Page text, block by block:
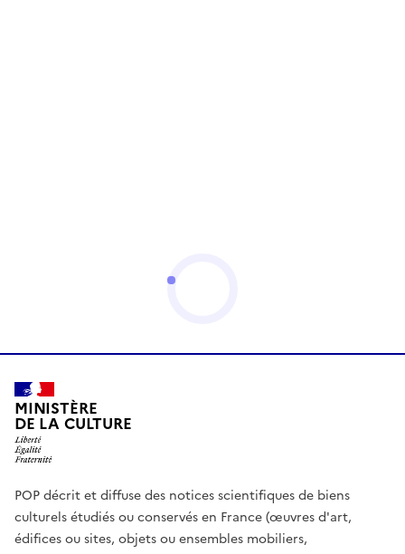
MINISTÈRE
DE LA CULTURE
POP décrit et diffuse des notices scientifiques de biens
culturels étudiés ou conservés en France (œuvres d'art,
édifices ou sites, objets ou ensembles mobiliers,